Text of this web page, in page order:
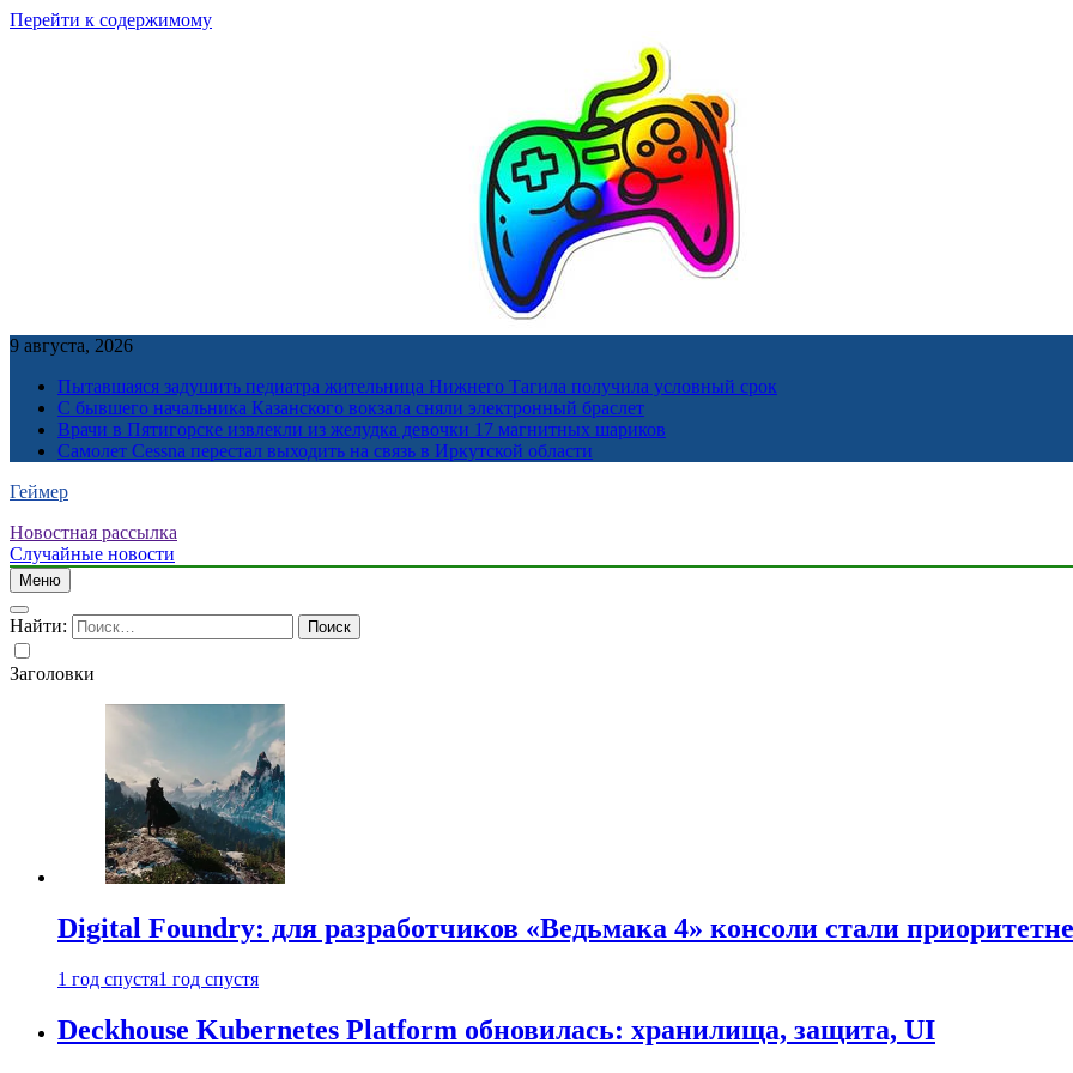
Перейти к содержимому
9 августа, 2026
Пытавшаяся задушить педиатра жительница Нижнего Тагила получила условный срок
С бывшего начальника Казанского вокзала сняли электронный браслет
Врачи в Пятигорске извлекли из желудка девочки 17 магнитных шариков
Самолет Cessna перестал выходить на связь в Иркутской области
Геймер
Новостная рассылка
Случайные новости
Меню
Найти:
Заголовки
Digital Foundry: для разработчиков «Ведьмака 4» консоли стали
1 год спустя1 год спустя
Deckhouse Kubernetes Platform обновилась: хранилища, защита, UI